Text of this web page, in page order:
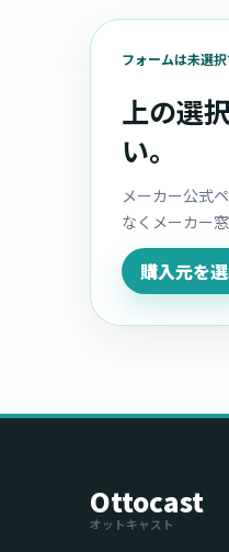
フォームは未選
上の選
い。
メーカー公式
なくメーカー
購入元を
Ottocast
オットキャスト